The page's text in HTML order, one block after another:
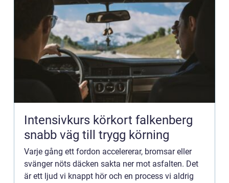
Intensivkurs körkort falkenberg
snabb väg till trygg körning
Varje gång ett fordon accelererar, bromsar eller
svänger nöts däcken sakta ner mot asfalten. Det
är ett ljud vi knappt hör och en process vi aldrig